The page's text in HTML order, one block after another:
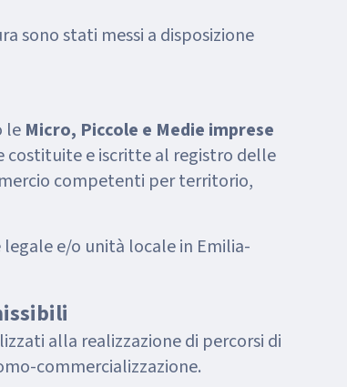
sono stati messi a disposizione
le Micro, Piccole e Medie imprese
costituite e iscritte al registro delle
competenti per territorio,
legale e/o unità locale in Emilia-
alla realizzazione di percorsi di
commercializzazione.